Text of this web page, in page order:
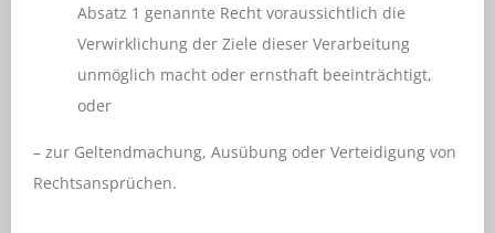
Absatz 1 genannte Recht voraussichtlich die
Verwirklichung der Ziele dieser Verarbeitung
unmöglich macht oder ernsthaft beeinträchtigt,
oder
– zur Geltendmachung, Ausübung oder Verteidigung von
Rechtsansprüchen.